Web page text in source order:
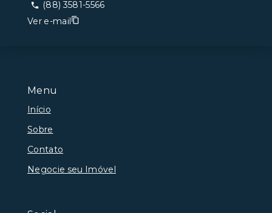
Menu
Início
Sobre
Contato
Negocie seu Imóvel
(88) 3581-5566
Ver e-mail